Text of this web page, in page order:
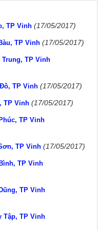
TP Vinh (17/05/2017)
TP Vinh (17/05/2017)
Trung, TP Vinh
TP Vinh (17/05/2017)
TP Vinh (17/05/2017)
TP Vinh
TP Vinh (17/05/2017)
TP Vinh
TP Vinh
Tập, TP Vinh